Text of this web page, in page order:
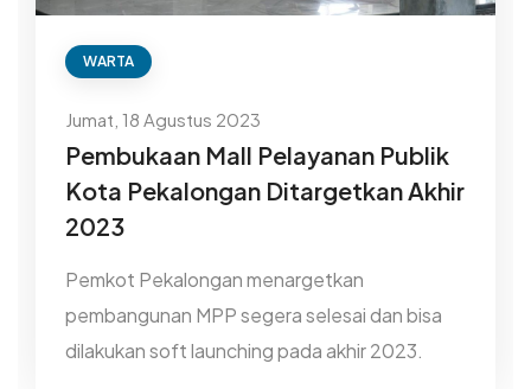
WARTA
Jumat, 18 Agustus 2023
Pembukaan Mall Pelayanan Publik
Kota Pekalongan Ditargetkan Akhir
2023
Pemkot Pekalongan menargetkan
pembangunan MPP segera selesai dan bisa
dilakukan soft launching pada akhir 2023.